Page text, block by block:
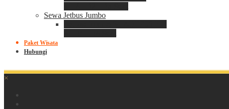
Sewa Jetbus Jumbo
Paket Wisata
Hubungi
×